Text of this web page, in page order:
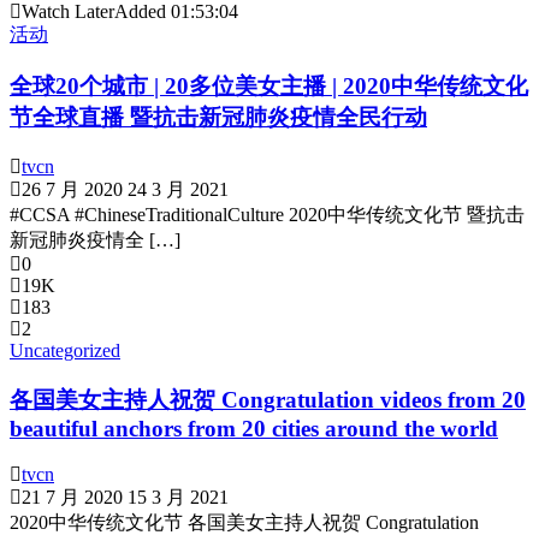
Watch LaterAdded 01:53:04
活动
全球20个城市 | 20多位美女主播 | 2020中华传统文化
节全球直播 暨抗击新冠肺炎疫情全民行动
tvcn
26 7 月 2020 24 3 月 2021
#CCSA #ChineseTraditionalCulture 2020中华传统文化节 暨抗击
新冠肺炎疫情全 […]
0
19K
183
2
Uncategorized
各国美女主持人祝贺 Congratulation videos from 20
beautiful anchors from 20 cities around the world
tvcn
21 7 月 2020 15 3 月 2021
2020中华传统文化节 各国美女主持人祝贺 Congratulation